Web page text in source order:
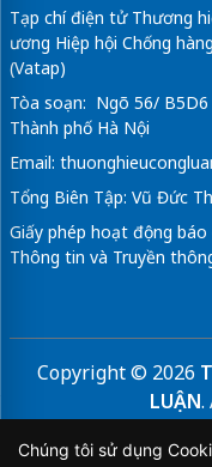
Tạp chí điện tử Thương
ương Hiệp hội Chống
(Vatap)
Tòa soạn: Ngõ 56/ B5D6
Thành phố Hà Nội
Email:
Tổng Biên Tập: Vũ Đức
Giấy phép hoạt động
Thông tin và Truyền
Copyright © 2026
LUẬN.
Bản quyền thuộc Tạp
Chúng tôi sử dụng